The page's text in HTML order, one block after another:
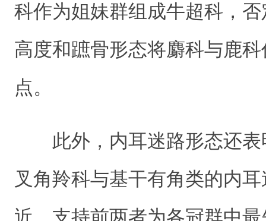
科作为姐妹群组成牛超科，
高度和蹠骨形态将麝科与鹿
点。
此外，内耳迷路形态还表
叉角羚科与基干有角类的内